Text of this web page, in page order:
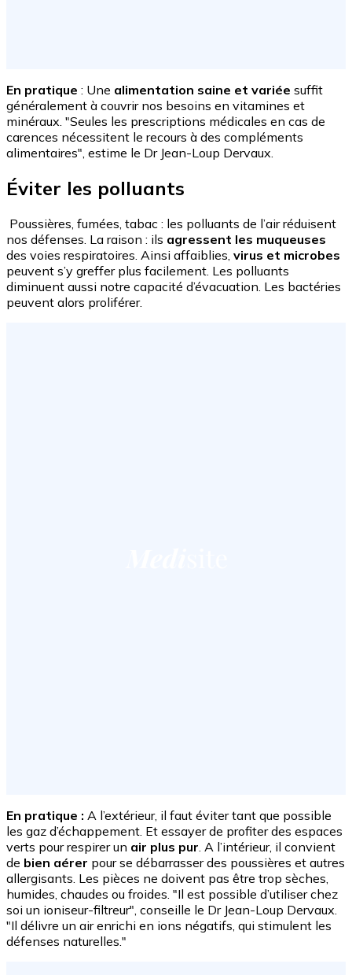
En pratique : Une alimentation saine et variée suffit
généralement à couvrir nos besoins en vitamines et
minéraux. "Seules les prescriptions médicales en cas de
carences nécessitent le recours à des compléments
alimentaires", estime le Dr Jean-Loup Dervaux.
Éviter les polluants
Poussières, fumées, tabac : les polluants de l’air réduisent
nos défenses. La raison : ils agressent les muqueuses
des voies respiratoires. Ainsi affaiblies, virus et microbes
peuvent s’y greffer plus facilement. Les polluants
diminuent aussi notre capacité d’évacuation. Les bactéries
peuvent alors proliférer.
En pratique : A l’extérieur, il faut éviter tant que possible
les gaz d’échappement. Et essayer de profiter des espaces
verts pour respirer un air plus pur . A l’intérieur, il convient
de bien aérer pour se débarrasser des poussières et autres
allergisants. Les pièces ne doivent pas être trop sèches,
humides, chaudes ou froides. "Il est possible d’utiliser chez
soi un ioniseur-filtreur", conseille le Dr Jean-Loup Dervaux.
"Il délivre un air enrichi en ions négatifs, qui stimulent les
défenses naturelles."